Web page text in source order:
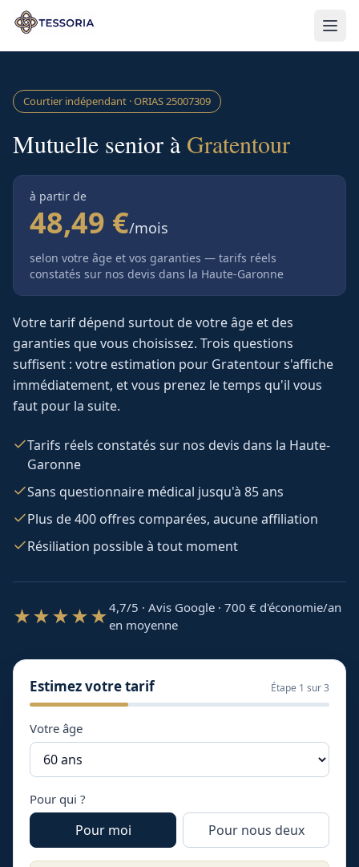
Aller au contenu principal
Courtier indépendant · ORIAS25007309
Mutuelle senior à Gratentour
à partir de
48,49 €/mois
selon votre âge et vos garanties — tarifs réels
constatés sur nos devis dans la Haute-Garonne
Votre tarif dépend surtout de votre âge et des
garanties que vous choisissez. Trois questions
suffisent : votre estimation pour Gratentours'affiche
immédiatement, et vous prenez le temps qu'il vous
faut pour la suite.
Tarifs réels constatés sur nos devis dans la Haute-
Garonne
Sans questionnaire médical jusqu'à 85 ans
Plus de 400 offres comparées, aucune affiliation
Résiliation possible à tout moment
★★★★★4,7/5 · Avis Google · 700 € d'économie/an
en moyenne
Estimez votre tarif Étape 1 sur 3
Votre âge
Pour qui ?
Pour moi Pour nous deux